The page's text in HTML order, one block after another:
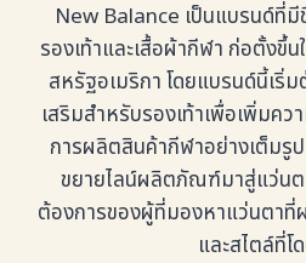
New Balance เป็นแบรนด์ที่มี
รองเท้าและเสื้อผ้ากีฬา ก่อตั้งขึ้
สหรัฐอเมริกา โดยแบรนด์นี้เ
เสริมสำหรับรองเท้าเพื่อเพิ่มค
การผลิตสินค้ากีฬาอย่างเต็มรู
ขยายไลน์ผลิตภัณฑ์มาสู่แว่น
ต้องการของผู้ที่มองหาแว่นตาที่
และสไตล์ที่โ